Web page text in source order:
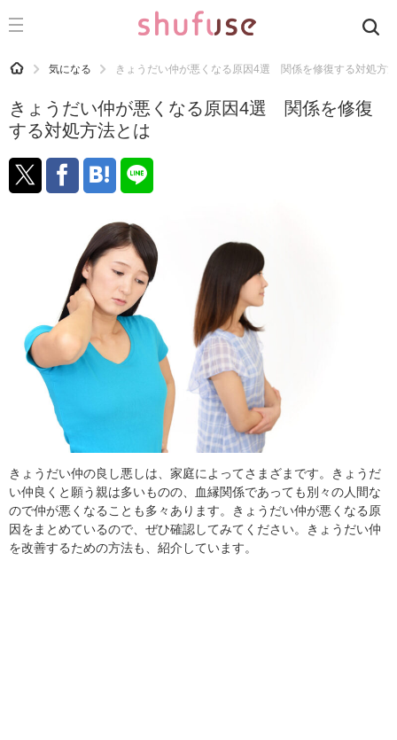
CATEGORY 記事カテゴリ
運気
洗濯
生活の知恵
マナー
趣味
食材辞典
おすすめ
HOME 気になる きょうだい仲が悪くなる原因4選 関係を修復する対処方
きょうだい仲が悪くなる原因4選 関係を修復
する対処方法とは
きょうだい仲の良し悪しは、家庭によってさまざまです。きょうだ
い仲良くと願う親は多いものの、血縁関係であっても別々の人間な
ので仲が悪くなることも多々あります。きょうだい仲が悪くなる原
因をまとめているので、ぜひ確認してみてください。きょうだい仲
を改善するための方法も、紹介しています。